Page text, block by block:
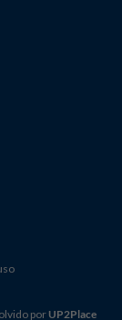
por UP2Place